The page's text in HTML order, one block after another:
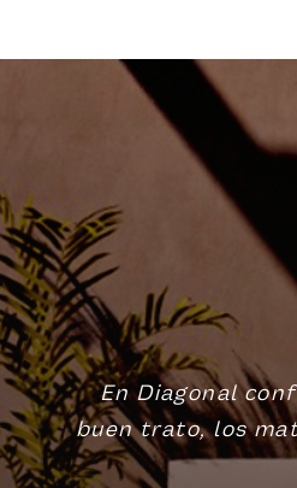
En Diagonal
buen trato, los